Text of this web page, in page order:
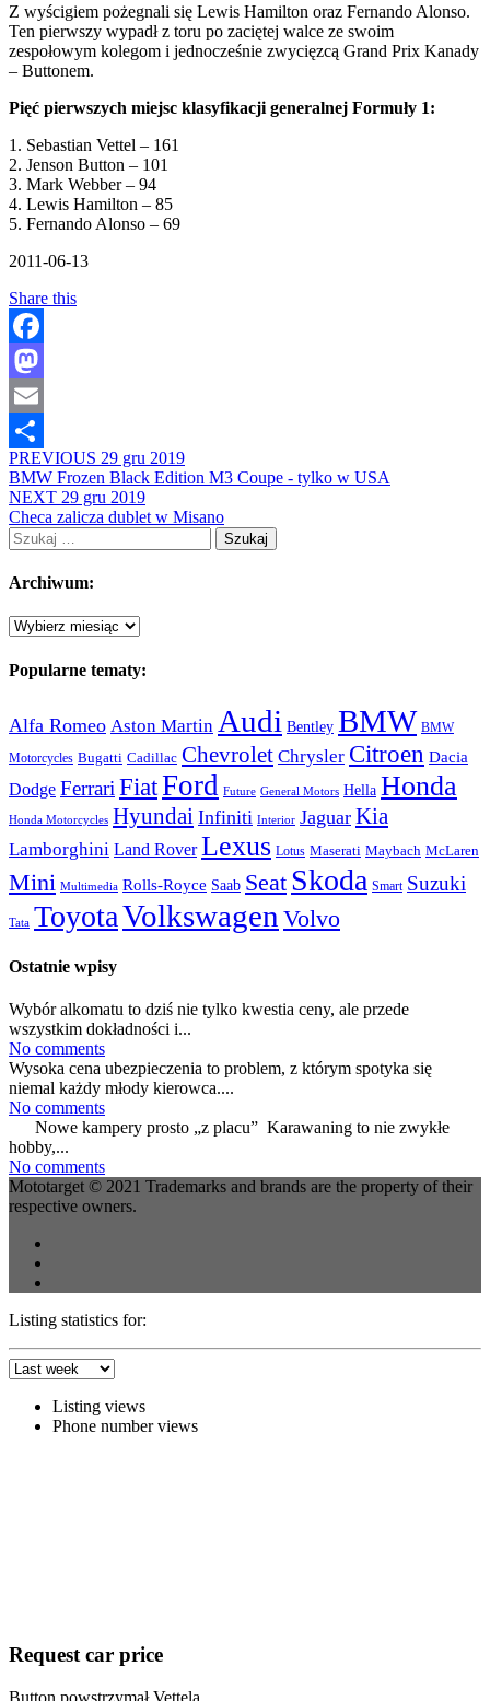
Z wyścigiem pożegnali się Lewis Hamilton oraz Fernando Alonso.
Ten pierwszy wypadł z toru po zaciętej walce ze swoim
zespołowym kolegom i jednocześnie zwycięzcą Grand Prix Kanady
– Buttonem.
Pięć pierwszych miejsc klasyfikacji generalnej Formuły 1:
1. Sebastian Vettel – 161
2. Jenson Button – 101
3. Mark Webber – 94
4. Lewis Hamilton – 85
5. Fernando Alonso – 69
2011-06-13
Share this
Facebook
Mastodon
Email
Share
PREVIOUS 29 gru 2019
BMW Frozen Black Edition M3 Coupe - tylko w USA
NEXT 29 gru 2019
Checa zalicza dublet w Misano
Szukaj:
Archiwum:
Archiwum:
Popularne tematy:
Alfa Romeo Aston Martin Audi Bentley BMW BMW
Motorcycles Bugatti Cadillac Chevrolet Chrysler Citroen Dacia
Dodge Ferrari FiatFord Future General Motors Hella Honda
Honda Motorcycles Hyundai Infiniti Interior Jaguar Kia
Lamborghini Land Rover Lexus Lotus Maserati Maybach McLaren
Mini Multimedia Rolls-Royce Saab Seat Skoda Smart Suzuki
Tata ToyotaVolkswagen Volvo
Ostatnie wpisy
Wybór alkomatu to dziś nie tylko kwestia ceny, ale przede
wszystkim dokładności i...
No comments
Wysoka cena ubezpieczenia to problem, z którym spotyka się
niemal każdy młody kierowca....
No comments
Nowe kampery prosto „z placu” Karawaning to nie zwykłe
hobby,...
No comments
Mototarget © 2021 Trademarks and brands are the property of their
respective owners.
Listing statistics for:
Listing views
Phone number views
Request car price
Button powstrzymał Vettela